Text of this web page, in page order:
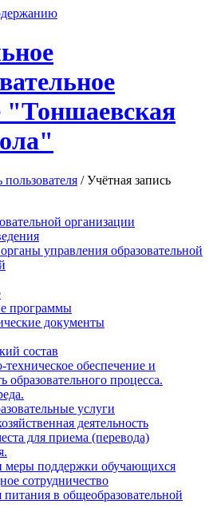
"Тоншаевская
пользователя /Учётная запись
организации
управления образовательной
программы
документы
состав
обеспечение и
образовательного процесса.
услуги
деятельность
для приема (перевода)
меры поддержки обучающихся
сотрудничество
в общеобразовательной